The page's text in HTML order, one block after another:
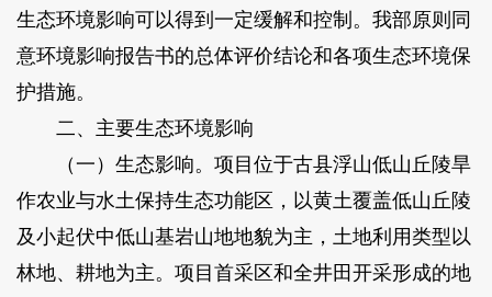
生态环境影响可以得到一定缓解和控制。我部原则同
意环境影响报告书的总体评价结论和各项生态环境保
护措施。
二、主要生态环境影响
（一）生态影响。项目位于古县浮山低山丘陵旱
作农业与水土保持生态功能区，以黄土覆盖低山丘陵
及小起伏中低山基岩山地地貌为主，土地利用类型以
林地、耕地为主。项目首采区和全井田开采形成的地